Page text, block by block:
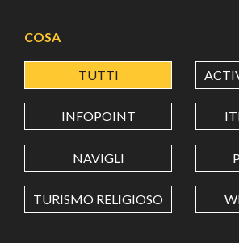
LATITUDINE
LONGITUDINE
Value in decimal degrees. Use dot (.) as
COSA
TUTTI
INFOPOINT
NAVIGLI
TURISMO RELIGIOSO